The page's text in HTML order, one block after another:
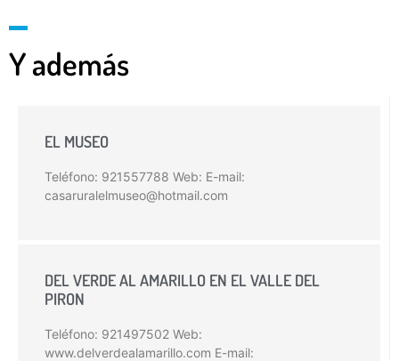
Y además
EL MUSEO
Teléfono: 921557788 Web: E-mail:
casaruralelmuseo@hotmail.com
DEL VERDE AL AMARILLO EN EL VALLE DEL
PIRON
Teléfono: 921497502 Web:
www.delverdealamarillo.com E-mail: